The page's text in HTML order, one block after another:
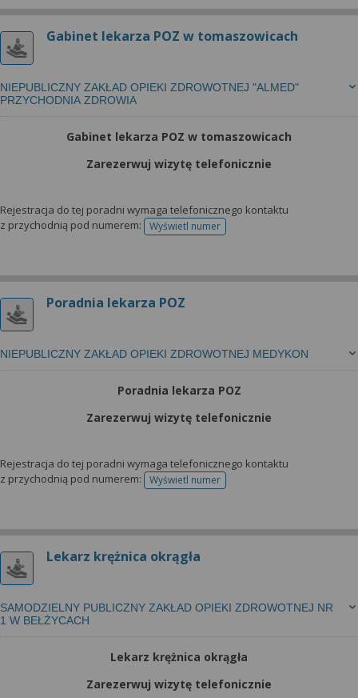
Gabinet lekarza POZ w tomaszowicach
NIEPUBLICZNY ZAKŁAD OPIEKI ZDROWOTNEJ "ALMED"
PRZYCHODNIA ZDROWIA
Gabinet lekarza POZ w tomaszowicach
Zarezerwuj wizytę telefonicznie
Rejestracja do tej poradni wymaga telefonicznego kontaktu
z przychodnią pod numerem:
Wyświetl numertelefonu do rejestracji
Poradnia lekarza POZ
NIEPUBLICZNY ZAKŁAD OPIEKI ZDROWOTNEJ MEDYKON
Poradnia lekarza POZ
Zarezerwuj wizytę telefonicznie
Rejestracja do tej poradni wymaga telefonicznego kontaktu
z przychodnią pod numerem:
Wyświetl numertelefonu do rejestracji
Lekarz krężnica okrągła
SAMODZIELNY PUBLICZNY ZAKŁAD OPIEKI ZDROWOTNEJ NR
1 W BEŁŻYCACH
Lekarz krężnica okrągła
Zarezerwuj wizytę telefonicznie